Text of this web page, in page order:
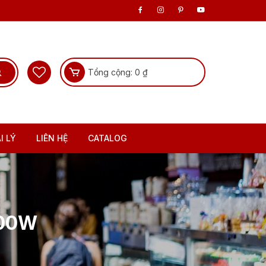
Tổng cộng: 0 ₫
LÝ LIÊN HỆ CATALOG